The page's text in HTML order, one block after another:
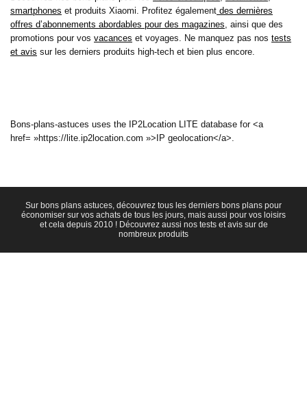
smartphones et produits Xiaomi. Profitez également des dernières
offres d’abonnements abordables pour des magazines , ainsi que des
promotions pour vos vacances et voyages. Ne manquez pas nos tests
et avis sur les derniers produits high-tech et bien plus encore.
Bons-plans-astuces uses the IP2Location LITE database for <a
href= »https://lite.ip2location.com »>IP geolocation</a>.
Sur bons plans astuces, découvrez tous les derniers bons plans pour
économiser sur vos achats de tous les jours, mais aussi pour vos loisirs
et cela depuis 2010 ! Découvrez aussi nos tests et avis sur de
nombreux produits